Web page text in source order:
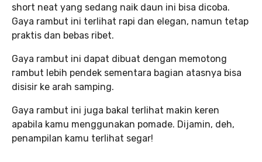
short neat yang sedang naik daun ini bisa dicoba.
Gaya rambut ini terlihat rapi dan elegan, namun tetap
praktis dan bebas ribet.
Gaya rambut ini dapat dibuat dengan memotong
rambut lebih pendek sementara bagian atasnya bisa
disisir ke arah samping.
Gaya rambut ini juga bakal terlihat makin keren
apabila kamu menggunakan pomade. Dijamin, deh,
penampilan kamu terlihat segar!